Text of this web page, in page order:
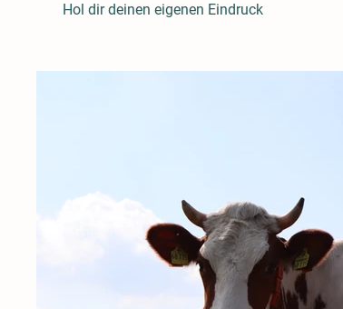
Hol dir deinen eigenen Eindruck